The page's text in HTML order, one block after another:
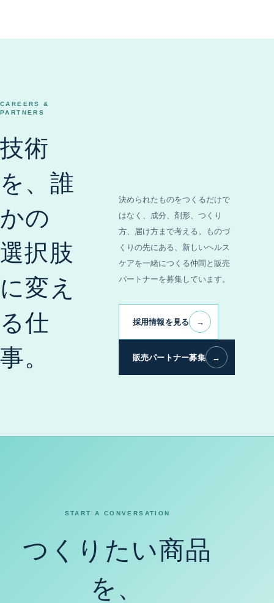
CAREERS &
PARTNERS
技術
を、誰
かの
選択肢
に変え
る仕
事。
決められたものをつくるだけで
はなく、成分、剤形、つくり
方、届け方まで考える。ものづ
くりの先にある、新しいヘルス
ケアを一緒につくる仲間と販売
パートナーを募集しています。
採用情報を見る →
販売パートナー募集 →
START A CONVERSATION
つくりたい商品
を、